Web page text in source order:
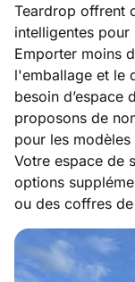
Teardrop offrent
intelligentes
Emporter moins
l'emballage et le
besoin d’espace
proposons de
pour les
Votre espace de
options
ou des coffres